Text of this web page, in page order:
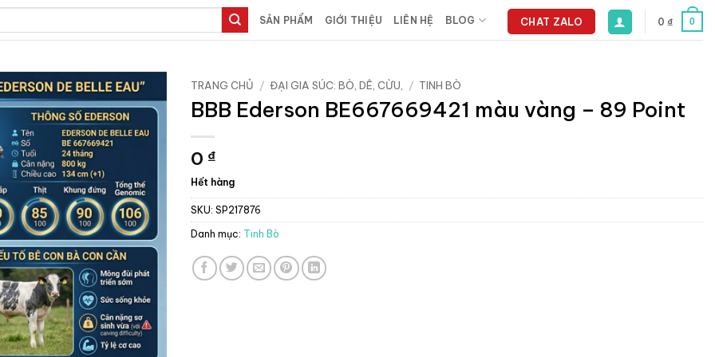
SẢN PHẨM GIỚI THIỆU LIÊN HỆ BLOG CHAT ZALO 0 ₫ 0
TRANG CHỦ / ĐẠI GIA SÚC: BÒ, DÊ, CỪU, / TINH BÒ
BBB Ederson BE667669421 màu vàng – 89 Point
0 ₫
Hết hàng
SKU: SP217876
Danh mục: Tinh Bò